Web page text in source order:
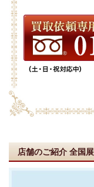
店舗のご紹介 全国